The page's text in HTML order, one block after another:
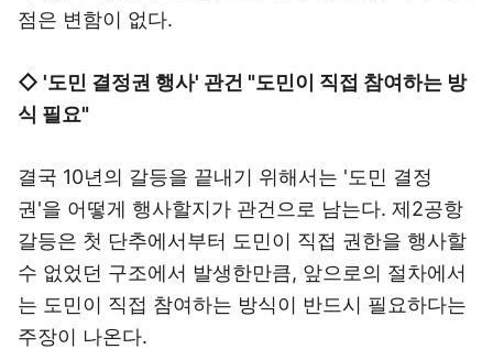
점은 변함이 없다.
◇ '도민 결정권 행사' 관건 "도민이 직접 참여하는 방
식 필요"
결국 10년의 갈등을 끝내기 위해서는 '도민 결정
권'을 어떻게 행사할지가 관건으로 남는다. 제2공항
갈등은 첫 단추에서부터 도민이 직접 권한을 행사할
수 없었던 구조에서 발생한만큼, 앞으로의 절차에서
는 도민이 직접 참여하는 방식이 반드시 필요하다는
주장이 나온다.